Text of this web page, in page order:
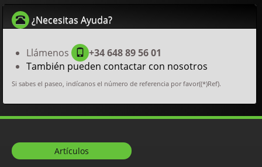
¿Necesitas Ayuda?
Llámenos
+34 648 89 56 01
También pueden contactar con nosotros
Si sabes el paseo, indícanos el número de referencia por favor((*)Ref).
Artículos